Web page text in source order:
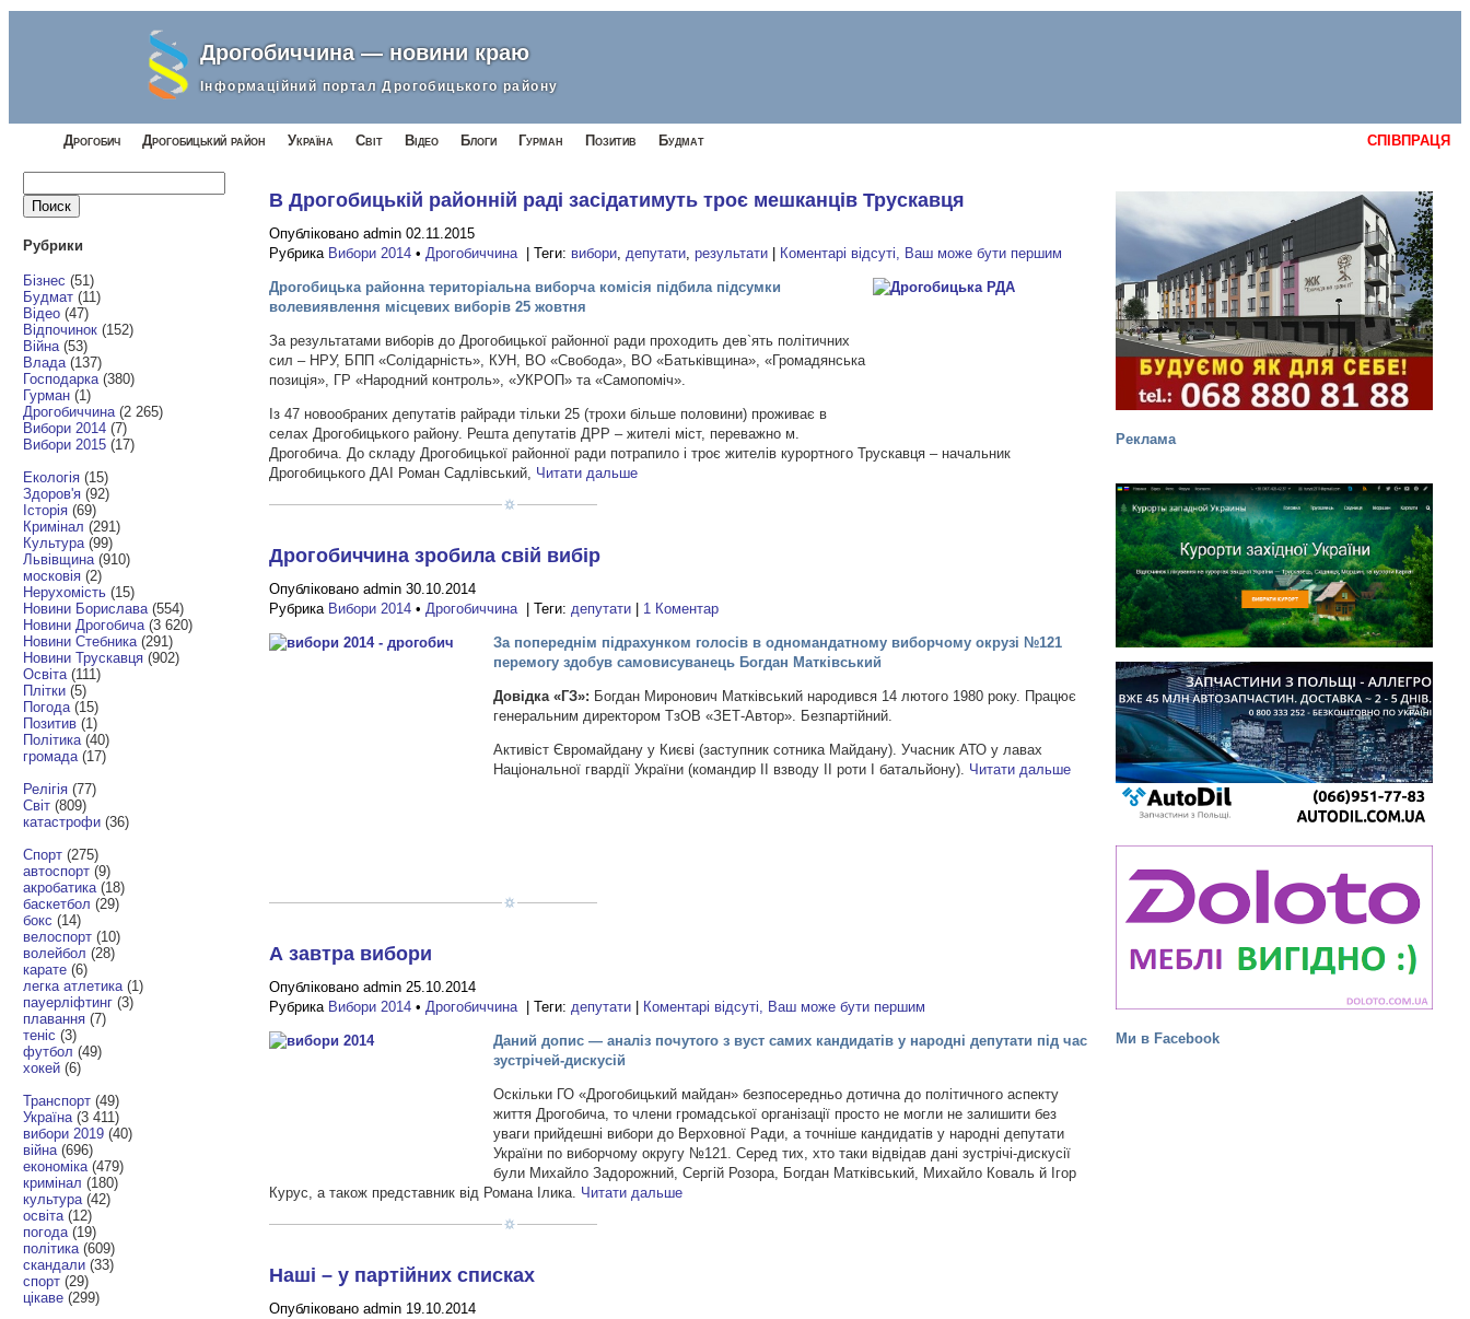
Дрогобиччина — новини краю
Інформаційний портал Дрогобицького району
Дрогобич Дрогобицький район Україна Світ Відео Блоги Гурман СПІВПРАЦЯ
Позитив Будмат
Реклама
Ми в Facebook
Рубрики
Бізнес (51)
Будмат (11)
Відео (47)
Відпочинок (152)
Війна (53)
Влада (137)
Господарка (380)
Гурман (1)
Дрогобиччина (2 265)
Вибори 2014 (7)
Вибори 2015 (17)
Екологія (15)
Здоров'я (92)
Історія (69)
Кримінал (291)
Культура (99)
Львівщина (910)
московія (2)
Нерухомість (15)
Новини Борислава (554)
Новини Дрогобича (3 620)
Новини Стебника (291)
Новини Трускавця (902)
Освіта (111)
Плітки (5)
Погода (15)
Позитив (1)
Політика (40)
громада (17)
Релігія (77)
Світ (809)
катастрофи (36)
Спорт (275)
автоспорт (9)
акробатика (18)
баскетбол (29)
бокс (14)
велоспорт (10)
волейбол (28)
карате (6)
легка атлетика (1)
пауерліфтинг (3)
плавання (7)
теніс (3)
футбол (49)
хокей (6)
Транспорт (49)
Україна (3 411)
вибори 2019 (40)
війна (696)
економіка (479)
кримінал (180)
культура (42)
освіта (12)
погода (19)
політика (609)
скандали (33)
спорт (29)
цікаве (299)
В Дрогобицькій районній раді засідатимуть троє мешканців Трускавця
Опубліковано admin 02.11.2015
Рубрика Вибори 2014 •Дрогобиччина| Теги: вибори,депутати,результати Коментарі відсуті, Ваш може бути першим
Дрогобицька районна територіальна виборча комісія підбила підсумки
волевиявлення місцевих виборів 25 жовтня
За результатами виборів до Дрогобицької районної ради проходить дев`ять політичних
сил – НРУ, БПП «Солідарність», КУН, ВО «Свобода», ВО «Батьківщина», «Громадянська
позиція», ГР «Народний контроль», «УКРОП» та «Самопоміч».
Із 47 новообраних депутатів райради тільки 25 (трохи більше половини) проживає в
селах Дрогобицького району. Решта депутатів ДРР – жителі міст, переважно м.
Дрогобича. До складу Дрогобицької районної ради потрапило і троє жителів курортного Трускавця – начальник
Дрогобицького ДАІ Роман Садлівський, Читати дальше
Дрогобиччина зробила свій вибір
Опубліковано admin 30.10.2014
Рубрика Вибори 2014 •Дрогобиччина| Теги:депутати 1 Коментар
За попереднім підрахунком голосів в одномандатному виборчому окрузі №121
перемогу здобув самовисуванець Богдан Матківський
Довідка «ГЗ»: Богдан Миронович Матківський народився 14 лютого 1980 року. Працює
генеральним директором ТзОВ «ЗЕТ-Автор». Безпартійний.
Активіст Євромайдану у Києві (заступник сотника Майдану). Учасник АТО у лавах
Національної гвардії України (командир ІІ взводу ІІ роти І батальйону). Читати дальше
А завтра вибори
Опубліковано admin 25.10.2014
Рубрика Вибори 2014 •Дрогобиччина| Теги:депутати Коментарі відсуті, Ваш може бути першим
Даний допис — аналіз почутого з вуст самих кандидатів у народні депутати під час
зустрічей-дискусій
Оскільки ГО «Дрогобицький майдан» безпосередньо дотична до політичного аспекту
життя Дрогобича, то члени громадської організації просто не могли не залишити без
уваги прийдешні вибори до Верховної Ради, а точніше кандидатів у народні депутати
України по виборчому округу №121. Серед тих, хто таки відвідав дані зустрічі-дискусії
були Михайло Задорожний, Сергій Розора, Богдан Матківський, Михайло Коваль й Ігор
Курус, а також представник від Романа Ілика. Читати дальше
Наші – у партійних списках
Опубліковано admin 19.10.2014